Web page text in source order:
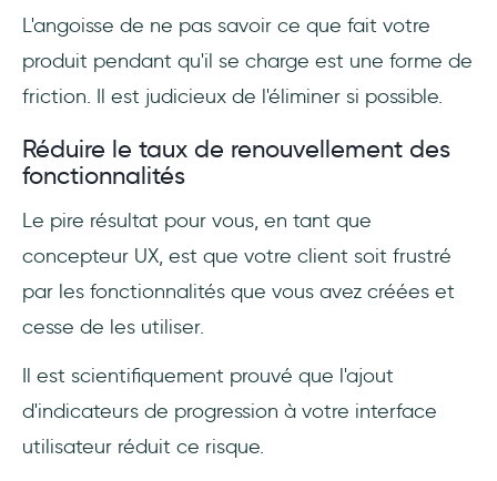
L'angoisse de ne pas savoir ce que fait votre
produit pendant qu'il se charge est une forme de
friction. Il est judicieux de l'éliminer si possible.
Réduire le taux de renouvellement des
fonctionnalités
Le pire résultat pour vous, en tant que
concepteur UX, est que votre client soit frustré
par les fonctionnalités que vous avez créées et
cesse de les utiliser.
Il est scientifiquement prouvé que l'ajout
d'indicateurs de progression à votre interface
utilisateur réduit ce risque.